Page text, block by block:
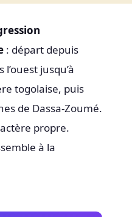
: départ depuis
jusqu’à
togolaise, puis
de Dassa-Zoumé.
propre.
à la